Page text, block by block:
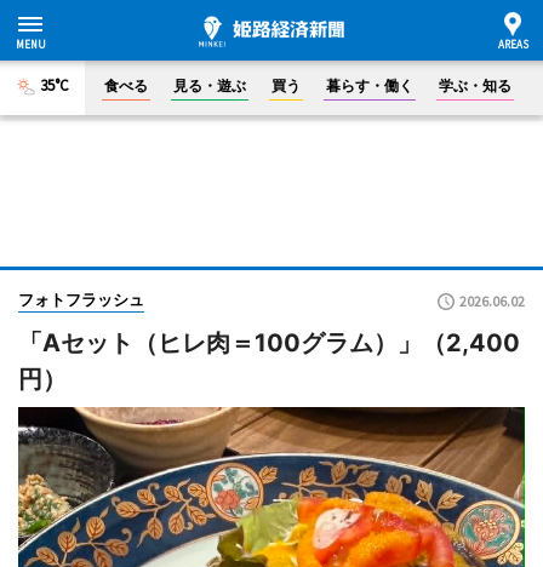
35°C 食べる 見る・遊ぶ 買う 暮らす・働く 学ぶ・知る
フォトフラッシュ 2026.06.02
「Aセット（ヒレ肉＝100グラム）」（2,400
円）